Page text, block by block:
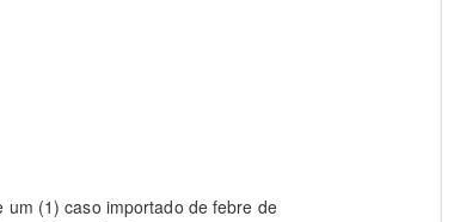
um (1) caso importado de febre de